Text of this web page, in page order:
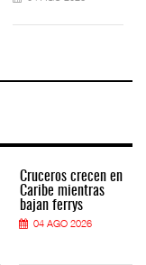
Cruceros crecen en
Caribe mientras
bajan ferrys
04 AGO 2026